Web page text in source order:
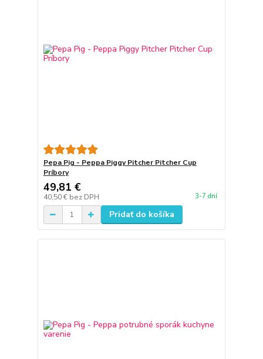
Pepa Pig - Peppa Piggy Pitcher Pitcher Cup
Príbory
49,81 €
40,50 € bez DPH 3-7 dní
Pridať do košíka